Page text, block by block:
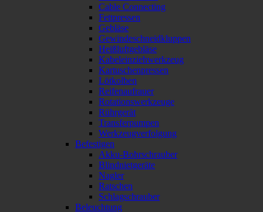
Cable Connecting
Fettpressen
Gebläse
Gewindeschneidkluppen
Heißluftgebläse
Kabeleinziehwerkzeug
Kartuschenpressen
Lötkolben
Reifenaufrauer
Rotationswerkzeuge
Rührgerät
Transferpumpen
Werkzeugverfolgung
Befestigen
Akku-Bohrschrauber
Blindnietgeräte
Nagler
Ratschen
Schlagschrauber
Beleuchtung